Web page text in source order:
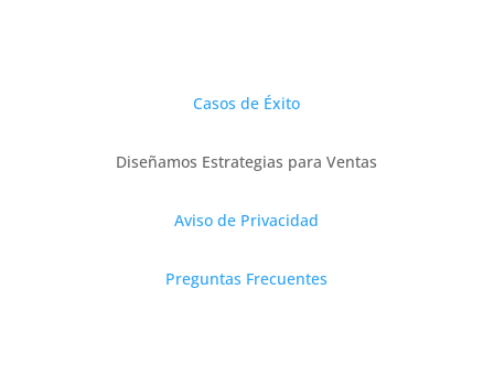
Casos de Éxito
Diseñamos Estrategias para Ventas
Aviso de Privacidad
Preguntas Frecuentes